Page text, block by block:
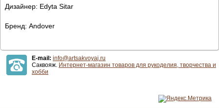
Дизайнер: Edyta Sitar
Бренд: Andover
E-mail: info@artsakvoyaj.ru
Саквояж. Интернет-магазин товаров для рукоделия, творчества и
хобби